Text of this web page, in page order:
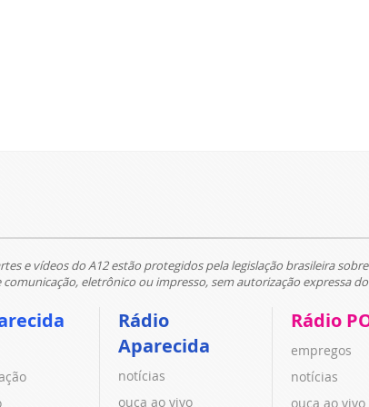
e vídeos do A12 estão protegidos pela legislação brasileira
eletrônico ou impresso, sem autorização expressa
Rádio
Aparecida
notícias
ouça ao vivo
Rádio
empregos
notícias
ouça ao vivo